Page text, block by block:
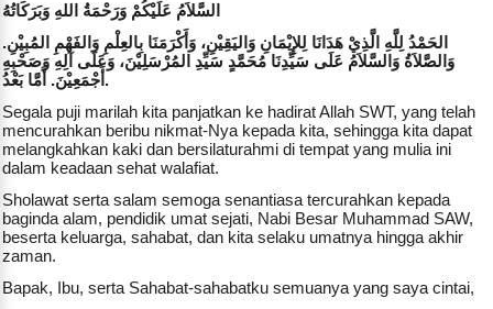
السَّلاَمُ عَلَيْكُمْ وَرَحْمَةُ اللهِ وَبَرَكَاتُهُ
الحَمْدُ لِلَّهِ الَّذِيْ هَدَانَا لِلإِيْمَانِ وَاليَقِيْنِ، وَأَكْرَمَنَا بِالعِلْمِ وَالفَهْمِ المُبِيْنِ.
وَالصَّلاَةُ وَالسَّلاَمُ عَلَى سَيِّدِنَا مُحَمَّدٍ سَيِّدِ المُرْسَلِيْنَ، وَعَلَى آلِهِ وَصَحْبِهِ
أَجْمَعِيْنَ. أَمَّا بَعْدُ.
Segala puji marilah kita panjatkan ke hadirat Allah SWT, yang telah
mencurahkan beribu nikmat-Nya kepada kita, sehingga kita dapat
melangkahkan kaki dan bersilaturahmi di tempat yang mulia ini
dalam keadaan sehat walafiat.
Sholawat serta salam semoga senantiasa tercurahkan kepada
baginda alam, pendidik umat sejati, Nabi Besar Muhammad SAW,
beserta keluarga, sahabat, dan kita selaku umatnya hingga akhir
zaman.
Bapak, Ibu, serta Sahabat-sahabatku semuanya yang saya cintai,